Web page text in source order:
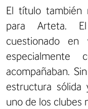
El título también
para Arteta.
cuestionado en
especialmente
acompañaban.
estructura sólida
uno de los clubes